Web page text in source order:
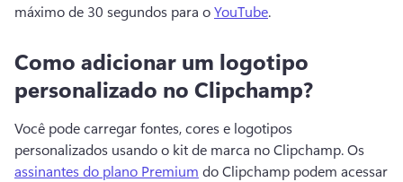
máximo de 30 segundos para o YouTube.
Como adicionar um logotipo
personalizado no Clipchamp?
Você pode carregar fontes, cores e logotipos
personalizados usando o kit de marca no Clipchamp. Os
assinantes do plano Premium do Clipchamp podem acessar